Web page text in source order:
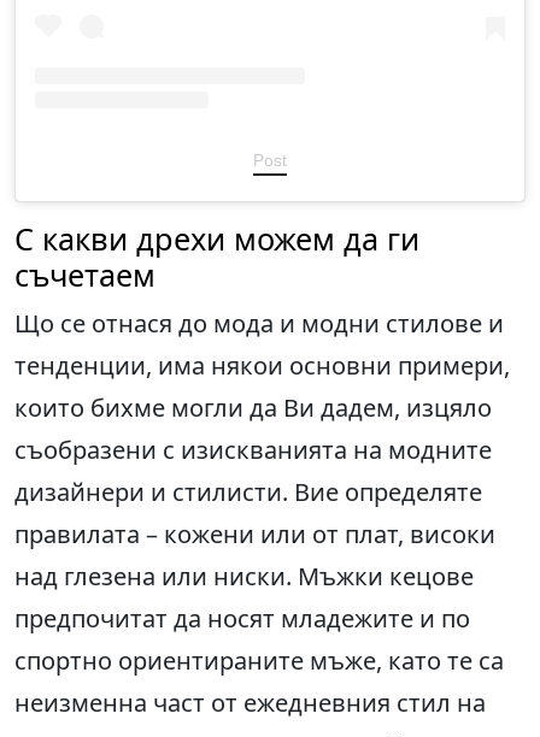
Post
С какви дрехи можем да ги
съчетаем
Що се отнася до мода и модни стилове и
тенденции, има някои основни примери,
които бихме могли да Ви дадем, изцяло
съобразени с изискванията на модните
дизайнери и стилисти. Вие определяте
правилата – кожени или от плат, високи
над глезена или ниски. Мъжки кецове
предпочитат да носят младежите и по
спортно ориентираните мъже, като те са
неизменна част от ежедневния стил на